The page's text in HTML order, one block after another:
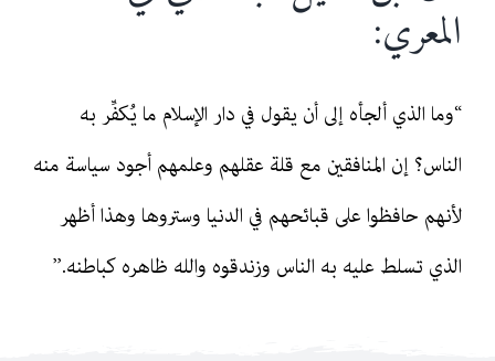
فريق العمل
أبو العلاء المعري
المعري:
“وما الذي ألجأه إلى أن يقول في دار الإسلام ما يُكفِّر به
الناس؟ إن المنافقين مع قلة عقلهم وعلمهم أجود سياسة منه
لأنهم حافظوا على قبائحهم في الدنيا وستروها وهذا أظهر
الذي تسلط عليه به الناس وزندقوه والله ظاهره كباطنه.”